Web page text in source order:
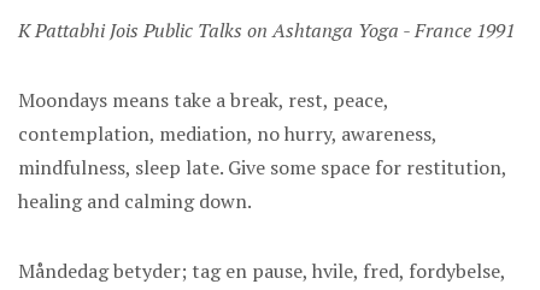
K Pattabhi Jois Public Talks on Ashtanga Yoga - France 1991
Moondays means take a break, rest, peace,
contemplation, mediation, no hurry, awareness,
mindfulness, sleep late. Give some space for restitution,
healing and calming down.
Måndedag betyder; tag en pause, hvile, fred, fordybelse,